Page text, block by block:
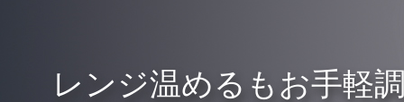
レンジ温めるもお手軽